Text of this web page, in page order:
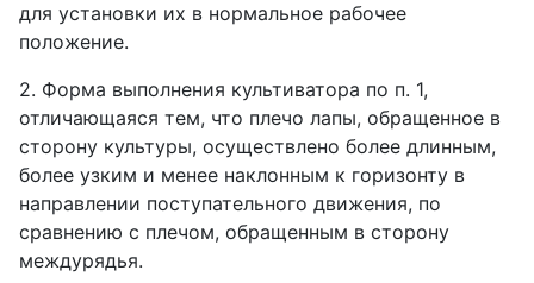
для установки их в нормальное рабочее
положение.
2. Форма выполнения культиватора по п. 1,
отличающаяся тем, что плечо лапы, обращенное в
сторону культуры, осуществлено более длинным,
более узким и менее наклонным к горизонту в
направлении поступательного движения, по
сравнению с плечом, обращенным в сторону
междурядья.